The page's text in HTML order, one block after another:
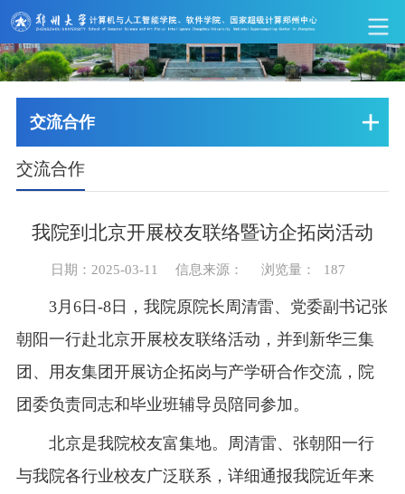
交流合作
交流合作
我院到北京开展校友联络暨访企拓岗活动
日期：2025-03-11 信息来源： 浏览量： 187
3月6日-8日，我院原院长周清雷、党委副书记张
朝阳一行赴北京开展校友联络活动，并到新华三集
团、用友集团开展访企拓岗与产学研合作交流，院
团委负责同志和毕业班辅导员陪同参加。
北京是我院校友富集地。周清雷、张朝阳一行
与我院各行业校友广泛联系，详细通报我院近年来